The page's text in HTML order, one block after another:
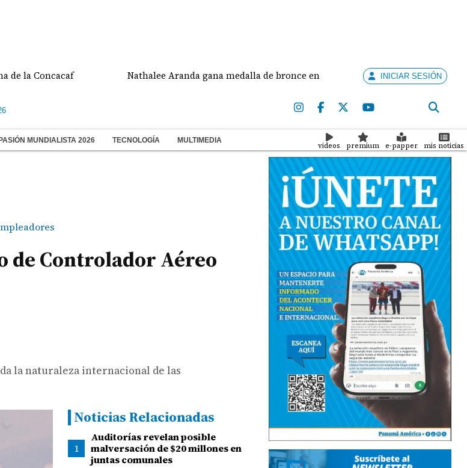
Nathalee Aranda gana medalla de bronce en salto largo femenino José
INICIAR SESIÓN
MUNDIALISTA 2026 TECNOLOGÍA MULTIMEDIA
videos premium e-papper mis noticias
de Controlador Aéreo
la naturaleza internacional de las
Noticias Relacionadas
1
Auditorías revelan posible
malversación de $20 millones en
juntas comunales